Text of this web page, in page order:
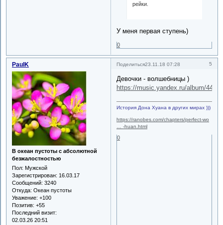
рейки.
У меня первая ступень)
0
Поделиться 5
23.11.18 07:28
PaulK
В океан пустоты с абсолютной
безжалостностью
Пол: Мужской
Зарегистрирован: 16.03.17
Сообщений: 3240
Откуда: Океан пустоты
Уважение: +100
Позитив: +55
Последний визит:
02.03.26 20:51
Девочки - волшебницы )
https://music.yandex.ru/album/
История Дона Хуана в других мирах )))
https://ranobes.com/chapters/perfect-wo
… -huan.html
0